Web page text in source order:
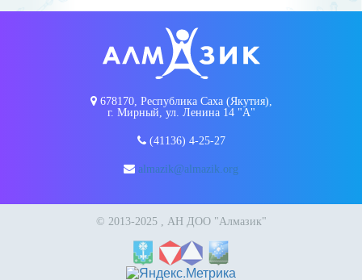
678170, Республика Саха (Якутия),
г. Мирный, ул. Ленина 14 "А"
(41136) 4-25-27
almazik@almazik.org
© 2013-2025 , АН ДОО "Алмазик"